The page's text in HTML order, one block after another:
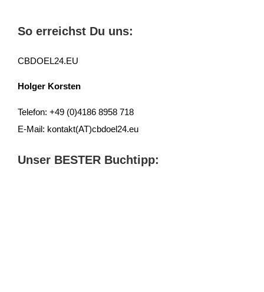
So erreichst Du uns:
CBDOEL24.EU
Holger Korsten
Telefon: +49 (0)4186 8958 718
E-Mail: kontakt(AT)cbdoel24.eu
Unser BESTER Buchtipp: